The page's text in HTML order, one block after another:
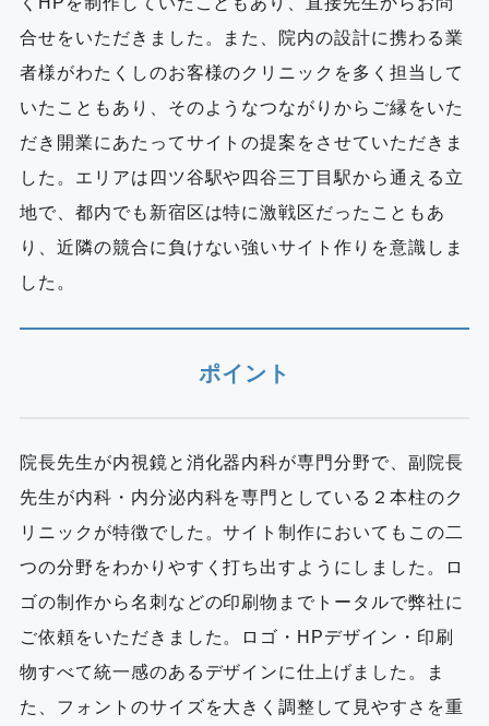
合せをいただきました。また、院内の設計に携わる業
者様がわたくしのお客様のクリニックを多く担当して
いたこともあり、そのようなつながりからご縁をいた
だき開業にあたってサイトの提案をさせていただきま
した。エリアは四ツ谷駅や四谷三丁目駅から通える立
地で、都内でも新宿区は特に激戦区だったこともあ
り、近隣の競合に負けない強いサイト作りを意識しま
した。
ポイント
院長先生が内視鏡と消化器内科が専門分野で、副院長
先生が内科・内分泌内科を専門としている２本柱のク
リニックが特徴でした。サイト制作においてもこの二
つの分野をわかりやすく打ち出すようにしました。ロ
ゴの制作から名刺などの印刷物までトータルで弊社に
ご依頼をいただきました。ロゴ・HPデザイン・印刷
物すべて統一感のあるデザインに仕上げました。ま
た、フォントのサイズを大きく調整して見やすさを重